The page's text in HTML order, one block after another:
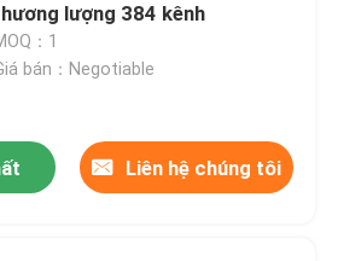
lượng 384 kênh
：1
bán：Negotiable
Liên hệ chúng tôi